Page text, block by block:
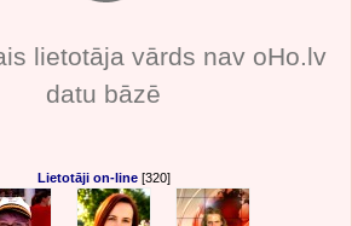
lietotāja vārds nav oHo.lv
datu bāzē
Lietotāji on-line[320]